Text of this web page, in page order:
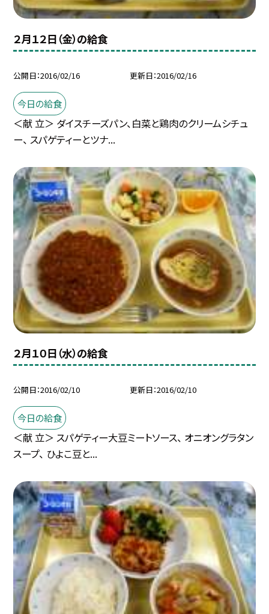
２月１２日（金）の給食
公開日 2016/02/16 更新日 2016/02/16
今日の給食
＜献 立＞ ダイスチーズパン、白菜と鶏肉のクリームシチュ
ー、 スパゲティーとツナ...
２月１０日（水）の給食
公開日 2016/02/10 更新日 2016/02/10
今日の給食
＜献 立＞ スパゲティー大豆ミートソース、 オニオングラタン
スープ、 ひよこ豆と...